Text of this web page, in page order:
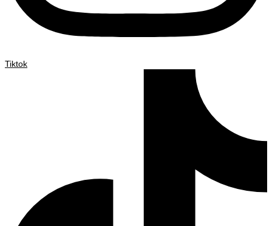
Tiktok